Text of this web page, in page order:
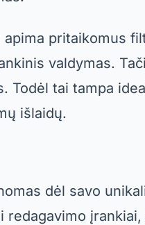
apima pritaikomus
valdymas.
Todėl tai tampa
išlaidų.
dėl savo
redagavimo